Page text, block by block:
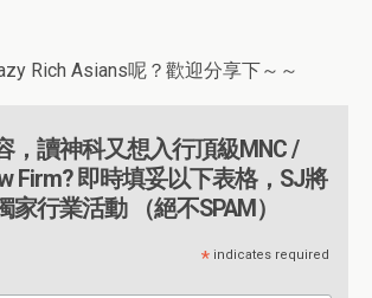
Rich Asians呢？歡迎分享下～～
，讀神科又想入行頂級MNC /
Firm? 即時填妥以下表格，SJ將
行業活動 （絕不SPAM）
* indicates required